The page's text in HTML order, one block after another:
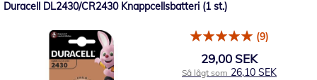
Duracell DL2430/CR2430 Knappcellsbatteri (1 st.)
(9)
29,00 SEK
Så lågt som 26,10 SEK